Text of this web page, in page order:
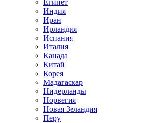
Египет
Индия
Иран
Ирландия
Испания
Италия
Канада
Китай
Корея
Мадагаскар
Нидерланды
Норвегия
Новая Зеландия
Перу